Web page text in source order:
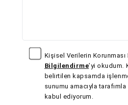
Kişisel Verilerin Korunması
Bilgilendirme’yi okudum.
belirtilen kapsamda
sunumu amacıyla
kabul ediyorum.